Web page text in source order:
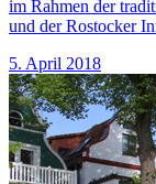
im Rahmen der
und der Rostocker
5. April 2018